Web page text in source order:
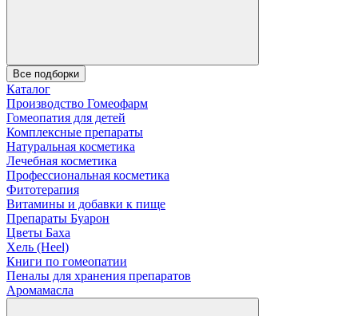
Все подборки
Каталог
Производство Гомеофарм
Гомеопатия для детей
Комплексные препараты
Натуральная косметика
Лечебная косметика
Профессиональная косметика
Фитотерапия
Витамины и добавки к пище
Препараты Буарон
Цветы Баха
Хель (Heel)
Книги по гомеопатии
Пеналы для хранения препаратов
Аромамасла